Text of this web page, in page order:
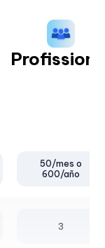
50/mes o
600/año
3